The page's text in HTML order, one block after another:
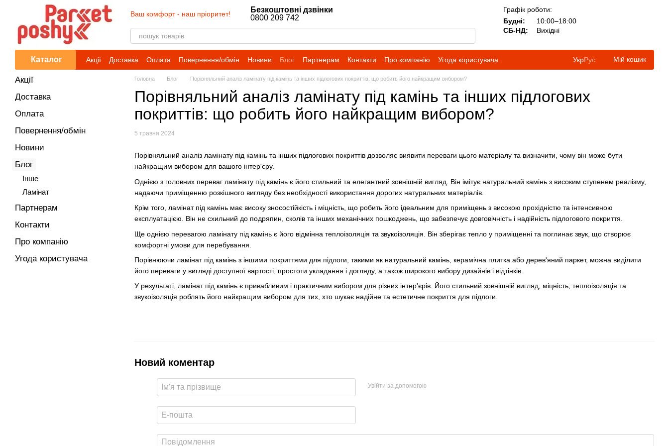
Перейти до основного контенту
Ваш комфорт - наш пріоритет!
Безкоштовні дзвінки
0800 209 742
Графік роботи:
Будні:
10:00–18:00
СБ-НД:
Вихідні
Каталог Акції Доставка Оплата Повернення/обмін Новини Блог Партнерам Контакти Про компанію Угода користувача УкрРус Мій кошик
Головна Блог Порівняльний аналіз ламінату під камінь та інших підлогових покриттів: що робить його найкращим вибором?
Порівняльний аналіз ламінату під камінь та інших підлогових
покриттів: що робить його найкращим вибором?
5 травня 2024
Порівняльний аналіз ламінату під камінь та інших підлогових покриттів дозволяє виявити переваги цього матеріалу та визначити, чому він може бути
найкращим вибором для вашого інтер'єру.
Однією з головних переваг ламінату під камінь є його стильний та елегантний зовнішній вигляд. Він імітує натуральний камінь з високим ступенем реалізму,
надаючи приміщенню розкішного вигляду без необхідності використання дорогих натуральних матеріалів.
Крім того, ламінат під камінь має високу зносостійкість і міцність, що робить його ідеальним для приміщень з високою прохідністю та інтенсивною
експлуатацією. Він не схильний до подряпин, сколів та інших механічних пошкоджень, що забезпечує довговічність і надійність підлогового покриття.
Ще однією перевагою ламінату під камінь є його відмінна теплоізоляція та звукоізоляція. Він зберігає тепло у приміщенні та поглинає звук, що створює
комфортні умови для перебування.
Порівнюючи ламінат під камінь з іншими покриттями для підлоги, такими як натуральний камінь, керамічна плитка або дерев'яний паркет, можна виділити
його переваги у вигляді доступної вартості, простоти укладання і догляду, а також широкого вибору дизайнів і відтінків.
У результаті, ламінат під камінь є привабливим і практичним вибором для різних інтер'єрів. Його стильний зовнішній вигляд, міцність, теплоізоляція та
звукоізоляція роблять його найкращим вибором для тих, хто шукає надійне та естетичне покриття для підлоги.
Новий коментар
Увійти за допомогою
Акції
Доставка
Оплата
Повернення/обмін
Новини
Блог
Iнше
Ламінат
Партнерам
Контакти
Про компанію
Угода користувача